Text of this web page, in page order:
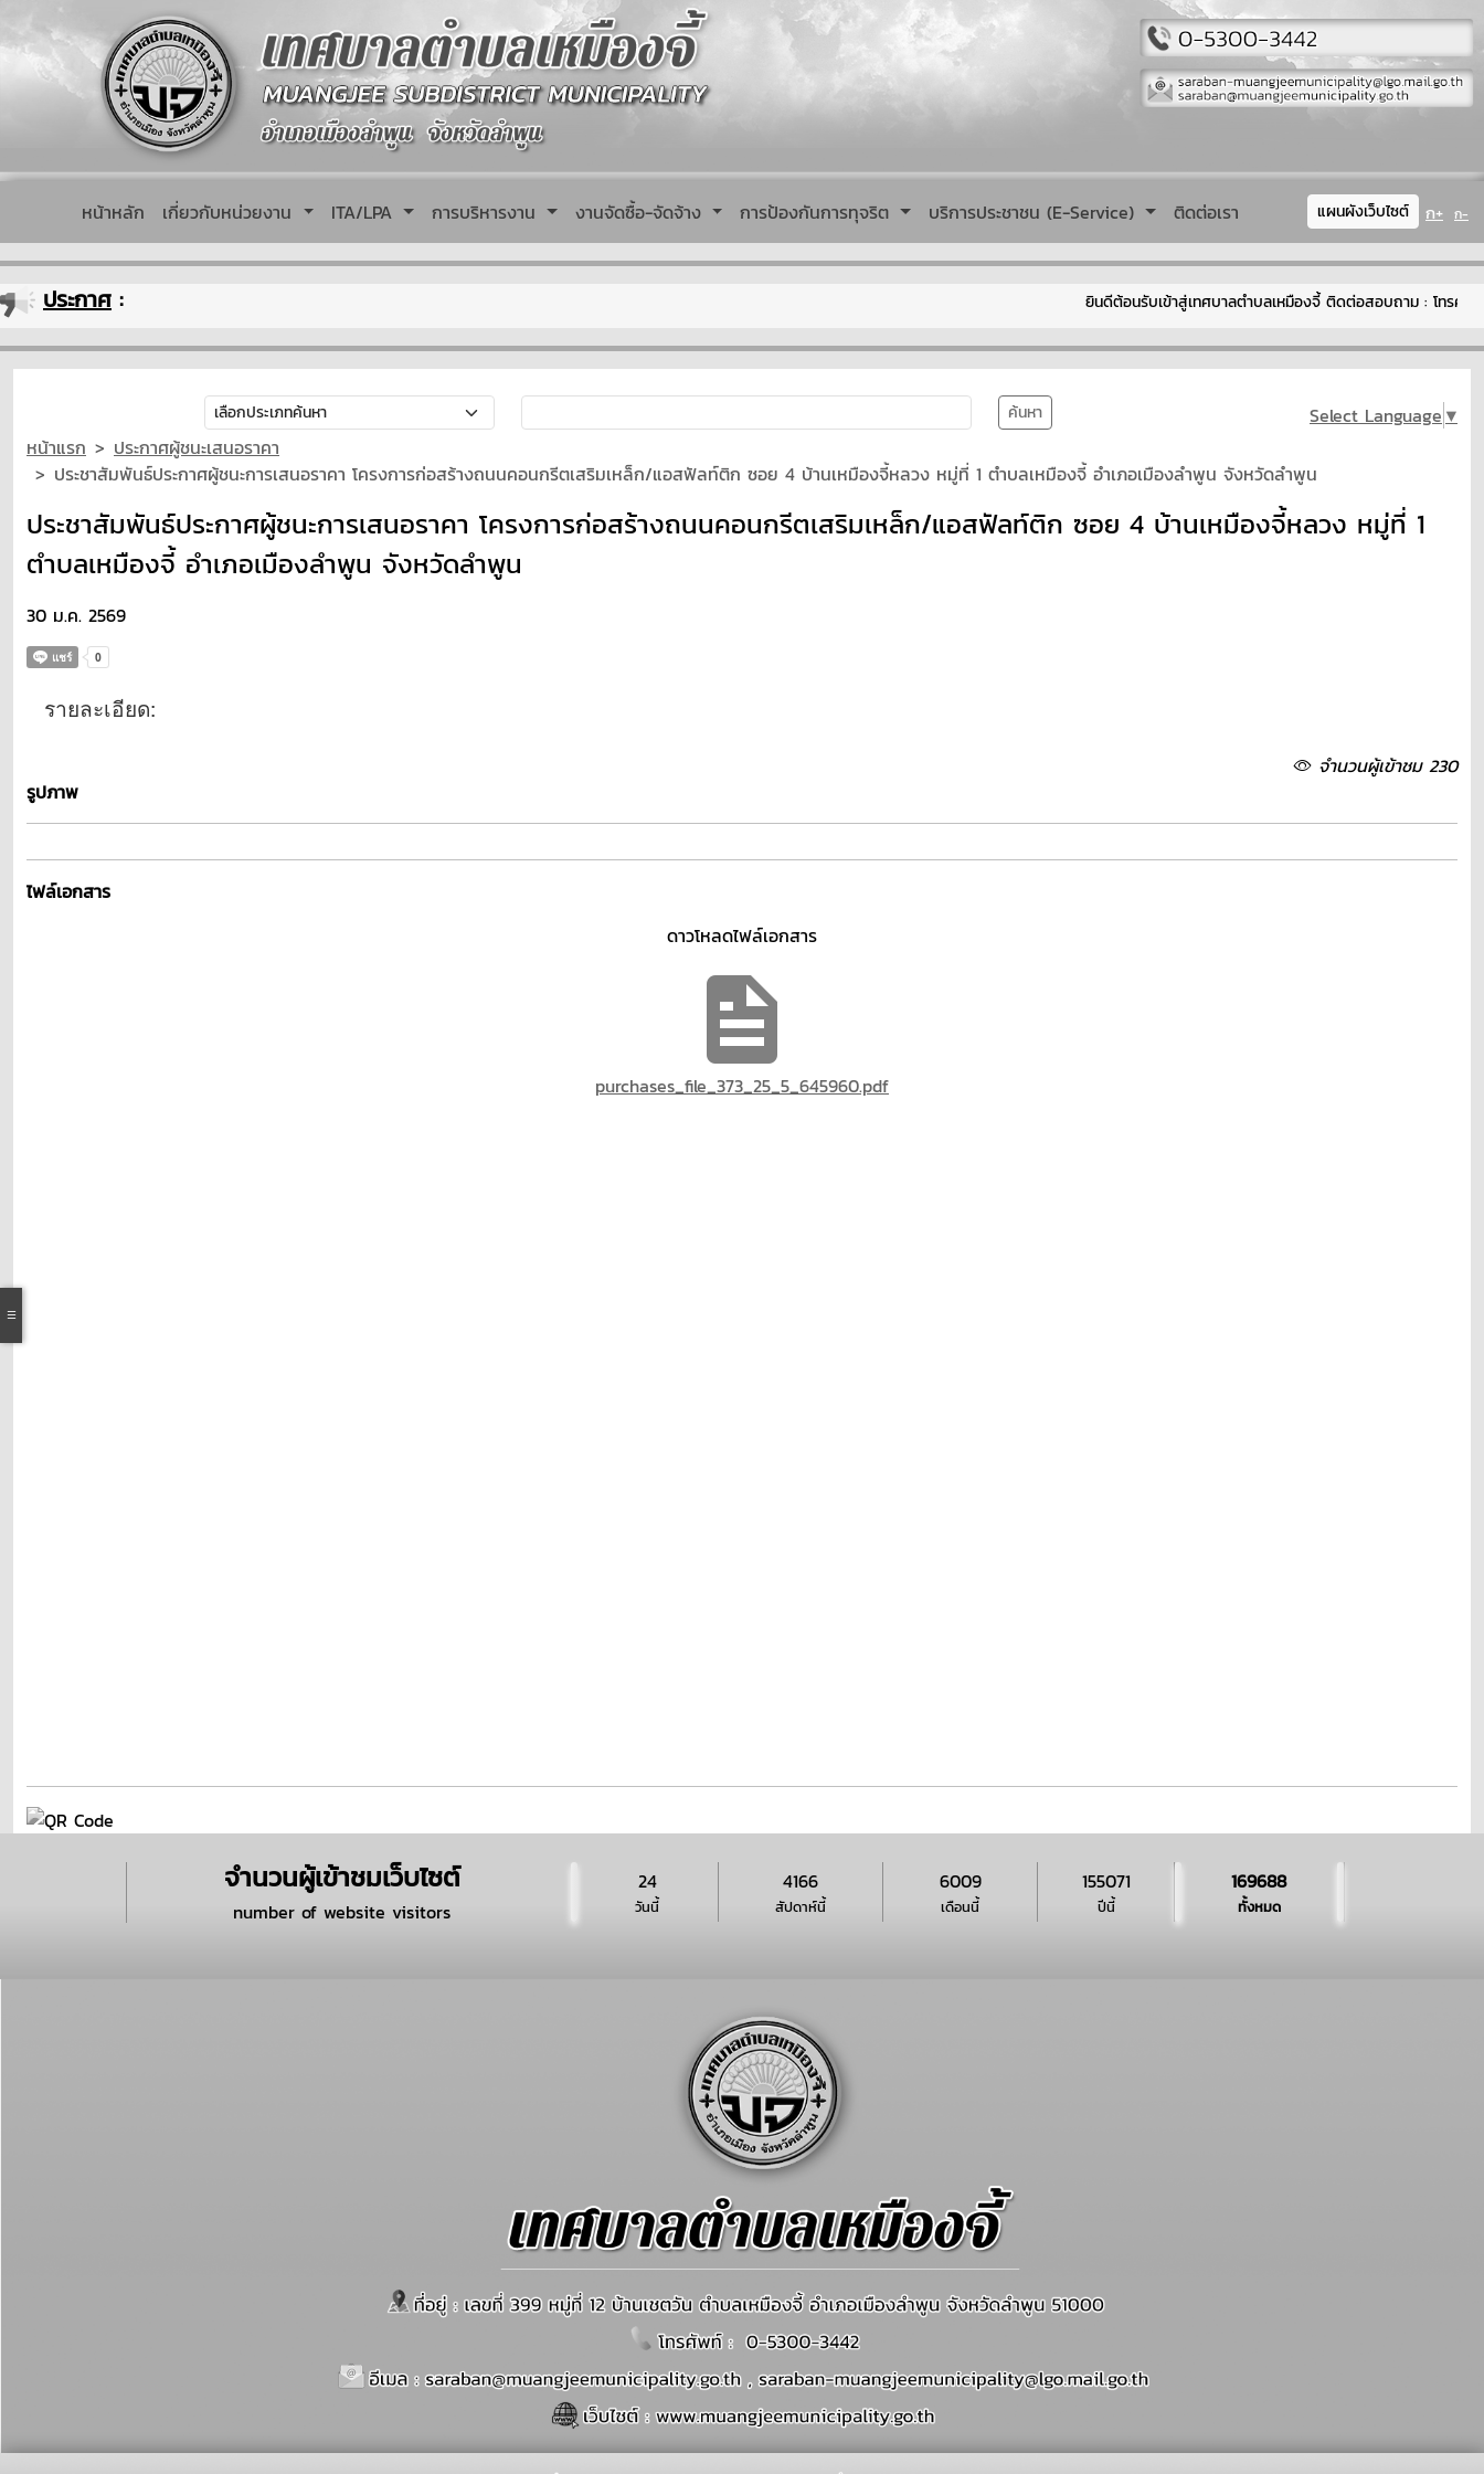
หน้าหลัก เกี่ยวกับหน่วยงาน ITA/LPA การบริหารงาน งานจัดซื้อ-จัดจ้าง การป้องกันการทุจริต บริการประชาชน (E-Service) ติดต่อเรา แผนผังเว็บไซต์ ก+ ก-
ประกาศ : ยินดีต้อนรับเข้าสู่เทศบาลตำบลเหมืองจี้ ติดต่อสอบถาม : โทรศัพท์ :
ค้นหา Select Language ▼
หน้าแรก
ประกาศผู้ชนะเสนอราคา
ประชาสัมพันธ์ประกาศผู้ชนะการเสนอราคา โครงการก่อสร้างถนนคอนกรีตเสริมเหล็ก/แอสฟัลท์ติก ซอย 4 บ้านเหมืองจี้หลวง หมู่ที่ 1 ตำบลเหมืองจี้ อำเภอเมืองลำพูน จังหวัดลำพูน
ประชาสัมพันธ์ประกาศผู้ชนะการเสนอราคา โครงการก่อสร้างถนนคอนกรีตเสริมเหล็ก/แอสฟัลท์ติก ซอย 4 บ้านเหมืองจี้หลวง หมู่ที่ 1
ตำบลเหมืองจี้ อำเภอเมืองลำพูน จังหวัดลำพูน
30 ม.ค. 2569
รายละเอียด:
จำนวนผู้เข้าชม 230
รูปภาพ
ไฟล์เอกสาร
ดาวโหลดไฟล์เอกสาร
purchases_file_373_25_5_645960.pdf
จำนวนผู้เข้าชมเว็บไซต์
number of website visitors วันนี้
24
สัปดาห์นี้
4166
เดือนนี้
6009
ปีนี้
155071
ทั้งหมด
169688